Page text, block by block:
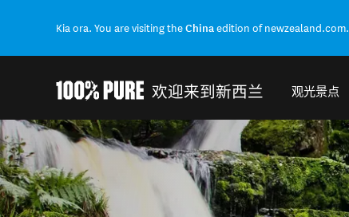
Kia ora. You are visiting theChinaedition of newzealand.com.
欢迎来到新西兰 观光景点
Back to my results